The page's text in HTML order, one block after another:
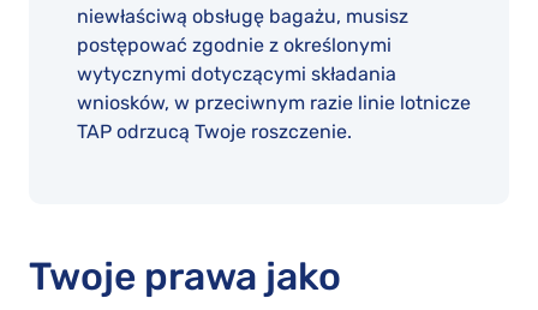
niewłaściwą obsługę bagażu, musisz
postępować zgodnie z określonymi
wytycznymi dotyczącymi składania
wniosków, w przeciwnym razie linie lotnicze
TAP odrzucą Twoje roszczenie.
Twoje prawa jako